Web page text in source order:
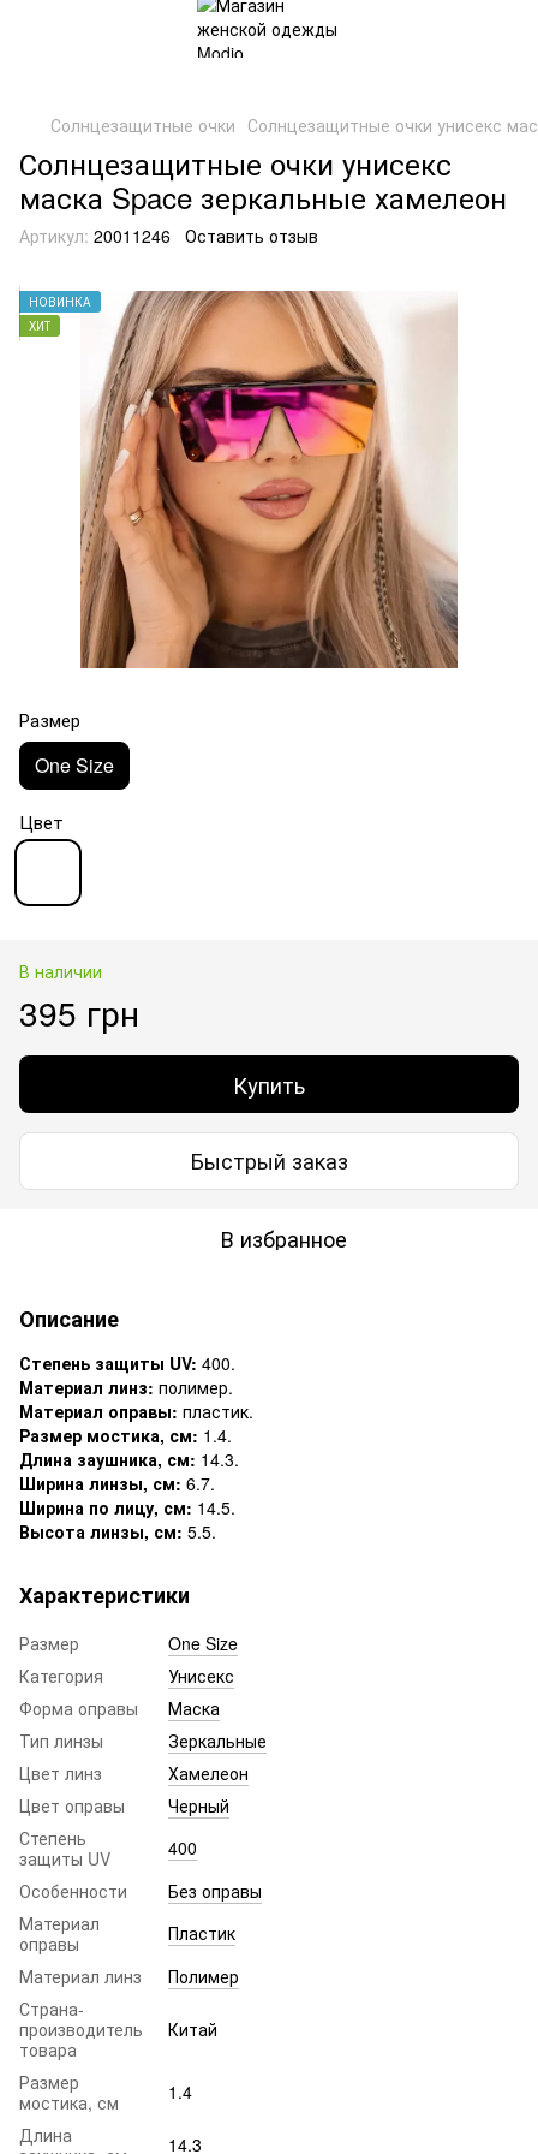
Солнцезащитные очки Солнцезащитные очки унисекс
Солнцезащитные очки унисекс
маска Space зеркальные хамелеон
Артикул: 20011246 Оставить отзыв
НОВИНКА
ХИТ
Размер
One Size
Цвет
В наличии
395 грн
Купить
Быстрый заказ
В избранное
Описание
Степень защиты UV: 400.
Материал линз: полимер.
Материал оправы: пластик.
Размер мостика, см: 1.4.
Длина заушника, см: 14.3.
Ширина линзы, см: 6.7.
Ширина по лицу, см: 14.5.
Высота линзы, см: 5.5.
Характеристики
Размер
One Size
Категория
Унисекс
Форма оправы
Маска
Тип линзы
Зеркальные
Цвет линз
Хамелеон
Цвет оправы
Черный
Степень
защиты UV
400
Особенности
Без оправы
Материал
оправы
Пластик
Материал линз
Полимер
Страна-
производитель
товара
Китай
Размер
мостика, см
1.4
Длина
14.3